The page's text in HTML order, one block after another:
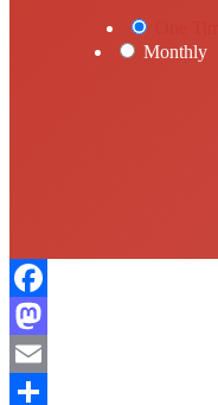
Monthly
Facebook
Mastodon
Email